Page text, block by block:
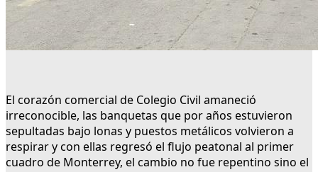
El corazón comercial de Colegio Civil amaneció
irreconocible, las banquetas que por años estuvieron
sepultadas bajo lonas y puestos metálicos volvieron a
respirar y con ellas regresó el flujo peatonal al primer
cuadro de Monterrey, el cambio no fue repentino sino el